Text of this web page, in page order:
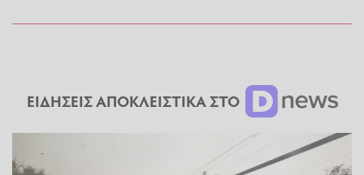
ΕΙΔΗΣΕΙΣ ΑΠΟΚΛΕΙΣΤΙΚΑ ΣΤΟ